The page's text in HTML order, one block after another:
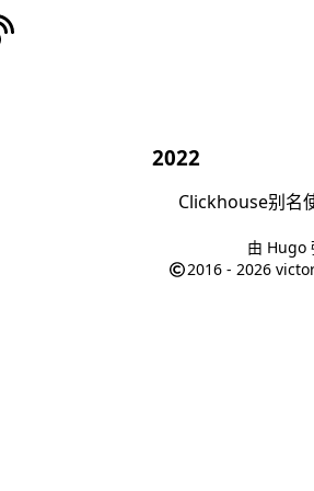
2022
Clickhouse别名
由 Hugo
2016 - 2026